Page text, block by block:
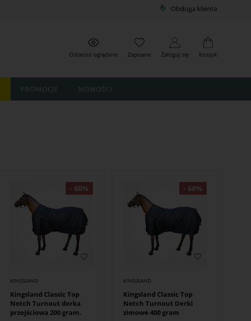
Obsługa klienta
Ostatnio oglądane Zapisane Zaloguj się Koszyk
PROMOCJE NOWOŚCI
KINGSLAND
Kingsland Classic Top
Notch Turnout derka
przejściowa 200 gram.
KINGSLAND
Kingsland Classic Top
Notch Turnout Derki
zimowe 400 gram